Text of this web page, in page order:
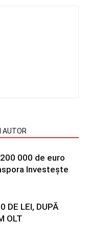
AUTOR
000 de euro
Investește
DE LEI, DUPĂ
OLT